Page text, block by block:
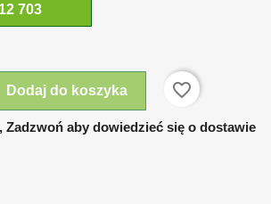
703
Dodaj do koszyka
favorite_border
Zadzwoń aby dowiedzieć się o dostawie